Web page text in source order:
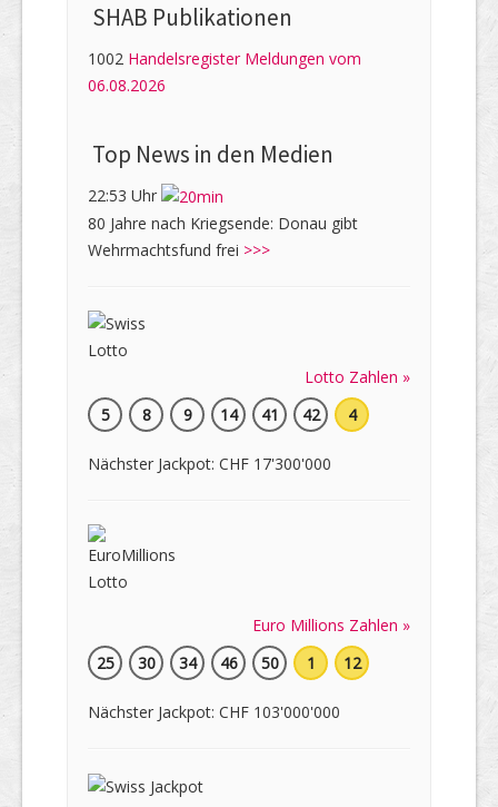
SHAB Publi­kati­onen
1002 Handelsregister Meldungen vom
06.08.2026
Top News in den Medien
22:53 Uhr
80 Jahre nach Kriegsende: Donau gibt
Wehrmachtsfund frei >>>
Lotto Zahlen »
5
8 9 14 41 42 4
Nächster Jackpot: CHF 17'300'000
Euro Millions Zahlen »
25
30 34 46 50 1 12
Nächster Jackpot: CHF 103'000'000